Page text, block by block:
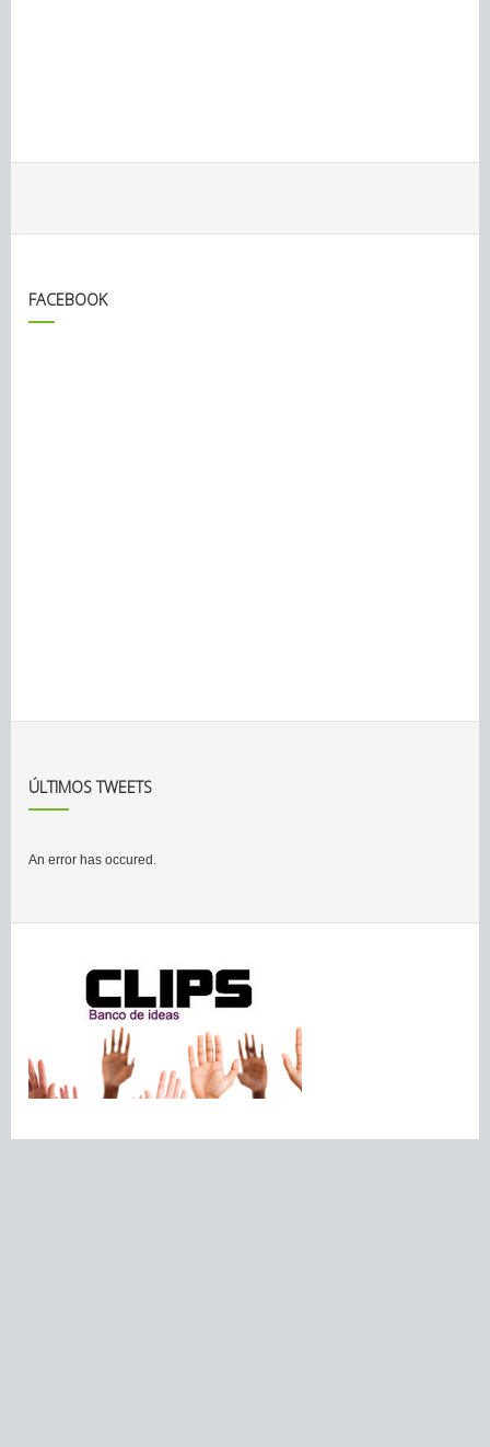
FACEBOOK
ÚLTIMOS TWEETS
An error has occured.